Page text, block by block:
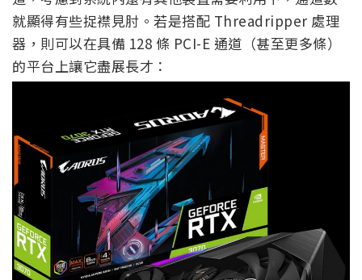
就顯得有些捉襟見肘。若是搭配 Threadripper 處理
器，則可以在具備 128 條 PCI-E 通道（甚至更多條）
的平台上讓它盡展長才：